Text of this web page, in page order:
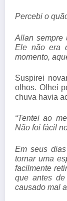
Percebi o
Allan sempre
Ele não era
momento,
Suspirei
olhos. Olhei
chuva havia
“Tentei ao
Não foi fácil
Em seus
tornar uma
facilmente
que antes
causado mal